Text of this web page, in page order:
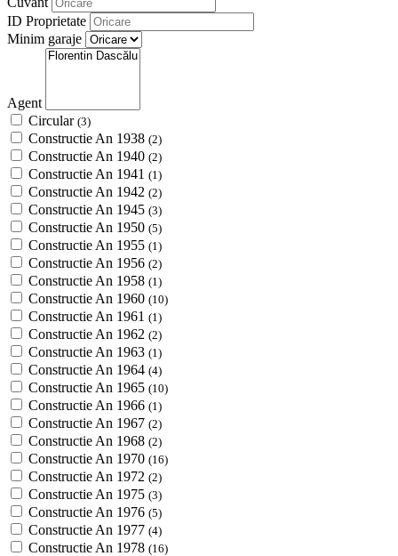
ID Proprietate
Minim garaje
Agent
Circular (3)
Constructie An 1938 (2)
Constructie An 1940 (2)
Constructie An 1941 (1)
Constructie An 1942 (2)
Constructie An 1945 (3)
Constructie An 1950 (5)
Constructie An 1955 (1)
Constructie An 1956 (2)
Constructie An 1958 (1)
Constructie An 1960 (10)
Constructie An 1961 (1)
Constructie An 1962 (2)
Constructie An 1963 (1)
Constructie An 1964 (4)
Constructie An 1965 (10)
Constructie An 1966 (1)
Constructie An 1967 (2)
Constructie An 1968 (2)
Constructie An 1970 (16)
Constructie An 1972 (2)
Constructie An 1975 (3)
Constructie An 1976 (5)
Constructie An 1977 (4)
Constructie An 1978 (16)